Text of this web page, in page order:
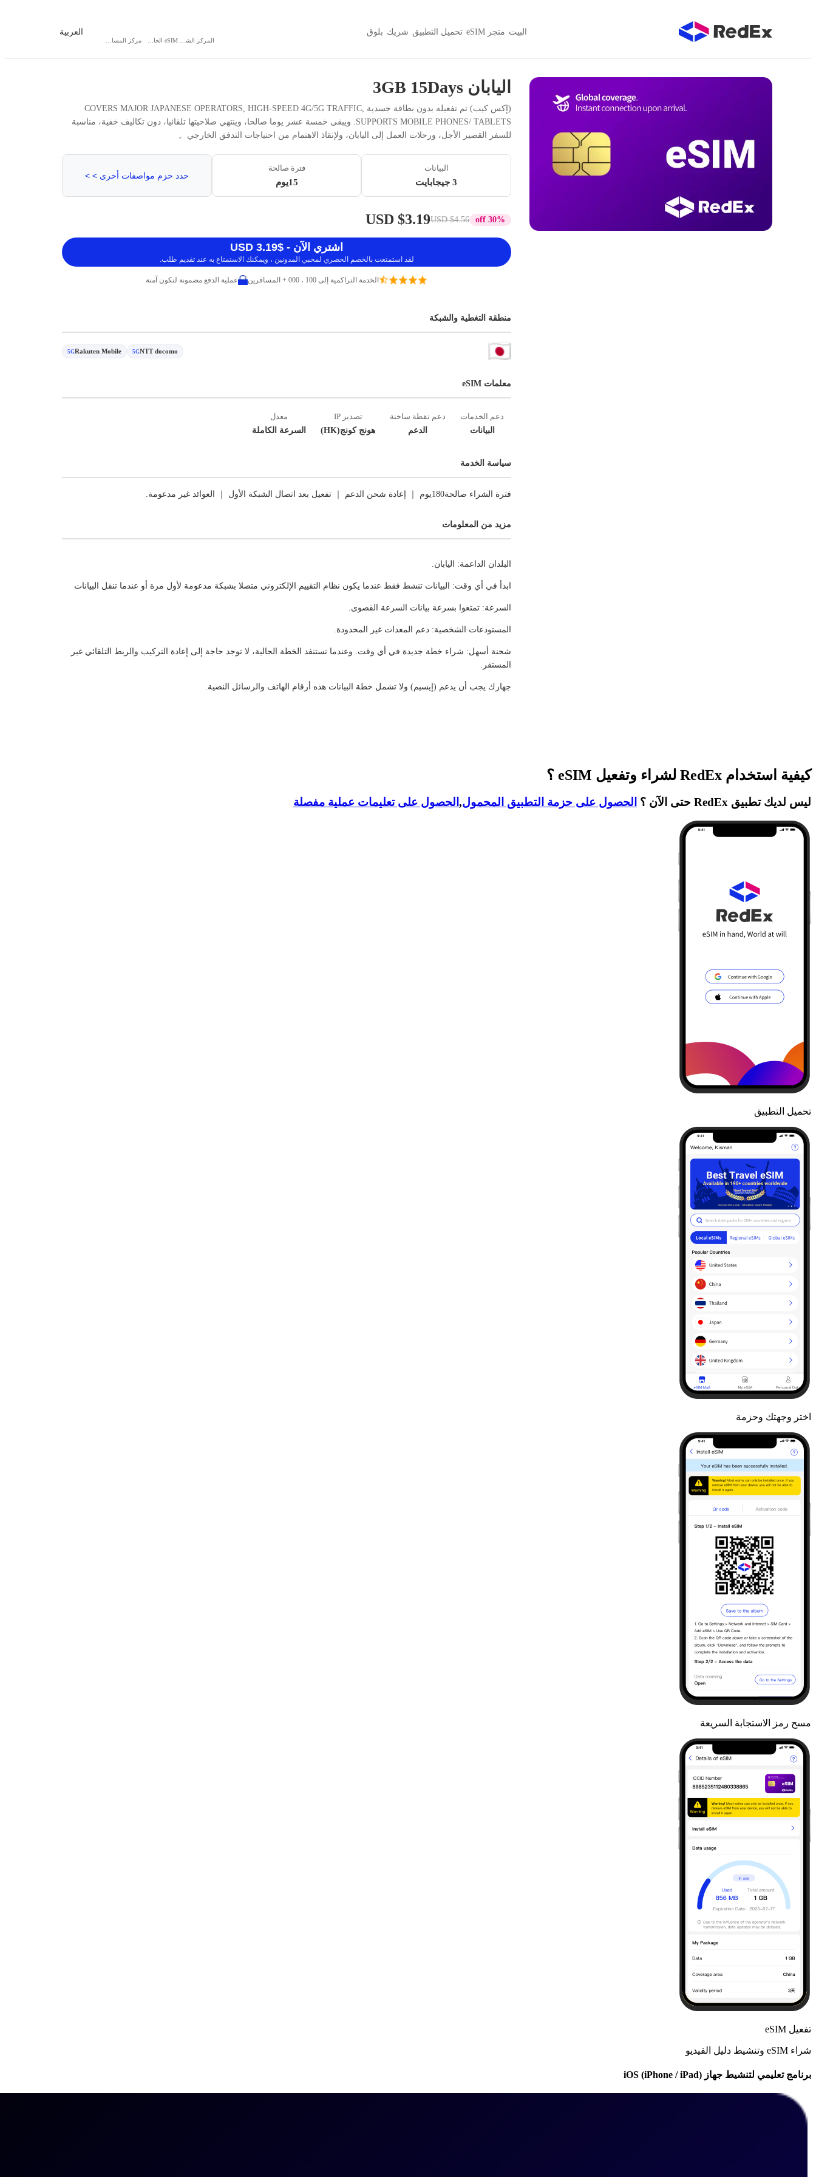
البيت متجر eSIM تحميل التطبيق شريك بلوق العربية
اليابان 3GB 15Days
(إكس كيب) تم تفعيله بدون بطاقة جسدية COVERS MAJOR JAPANESE OPERATORS, HIGH-SPEED 4G/5G TRAFFIC,
SUPPORTS MOBILE PHONES/ TABLETS. ويبقى خمسة عشر يوما صالحا، وينتهي صلاحيتها تلقائيا، دون تكاليف خفية، مناسبة
للسفر القصير الأجل، ورحلات العمل إلى اليابان، ولإنقاذ الاهتمام من احتياجات التدفق الخارجي。
البيانات
3 جيجابايت
فترة صالحة
15يوم
حدد حزم مواصفات أخرى > >
30% off
$4.56 USD
$3.19 USD
اشتري الآن - $3.19 USD
لقد استمتعت بالخصم الحصري لمحبي المدونين ، ويمكنك الاستمتاع به عند تقديم طلب.
الخدمة التراكمية إلى 100 ، 000 + المسافرين عملية الدفع مضمونة لتكون آمنة
منطقة التغطية والشبكة
NTT docomo
5G
Rakuten Mobile
5G
معلمات eSIM
دعم الخدمات
البيانات
دعم نقطة ساخنة
الدعم
تصدير IP
هونج كونج(HK)
معدل
السرعة الكاملة
سياسة الخدمة
فترة الشراء صالحة180يوم ｜ إعادة شحن الدعم ｜ تفعيل بعد اتصال الشبكة الأول ｜ العوائد غير مدعومة.
مزيد من المعلومات
البلدان الداعمة: اليابان.
ابدأ في أي وقت: البيانات تنشط فقط عندما يكون نظام التقييم الإلكتروني متصلا بشبكة مدعومة لأول مرة أو عندما تنقل البيانات
السرعة: تمتعوا بسرعة بيانات السرعة القصوى.
المستودعات الشخصية: دعم المعدات غير المحدودة.
شحنة أسهل: شراء خطة جديدة في أي وقت. وعندما تستنفد الخطة الحالية، لا توجد حاجة إلى إعادة التركيب والربط التلقائي غير
المستقر.
جهازك يجب أن يدعم (إيسيم) ولا تشمل خطة البيانات هذه أرقام الهاتف والرسائل النصية.
كيفية استخدام RedEx لشراء وتفعيل eSIM ؟
ليس لديك تطبيق RedEx حتى الآن ؟ الحصول على حزمة التطبيق المحمول, الحصول على تعليمات عملية مفصلة
تحميل التطبيق
اختر وجهتك وحزمة
مسح رمز الاستجابة السريعة
تفعيل eSIM
شراء eSIM وتنشيط دليل الفيديو
برنامج تعليمي لتنشيط جهاز iOS (iPhone / iPad)